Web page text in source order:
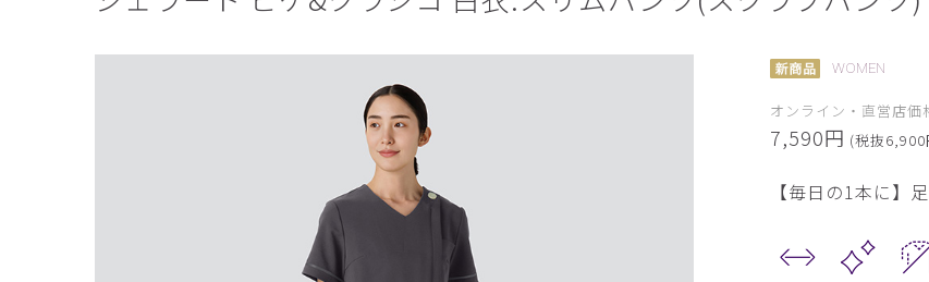
WOMEN
オンライン・直営店価
7,590円 (税抜6,900
【毎日の1本に】